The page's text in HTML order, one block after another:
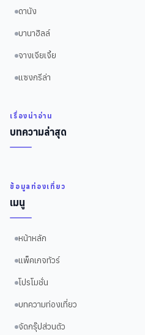
ดานัง
บานาฮิลล์
จางเจียเจี้ย
แซงกรีล่า
เรื่องน่าอ่าน
บทความล่าสุด
ข้อมูลท่องเที่ยว
เมนู
หน้าหลัก
แพ็คเกจทัวร์
โปรโมชั่น
บทความท่องเที่ยว
จัดกรุ๊ปส่วนตัว